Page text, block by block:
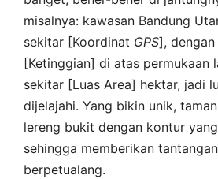
misalnya: kawasan Bandung
sekitar [Koordinat GPS],
[Ketinggian] di atas permukaan
sekitar [Luas Area] hektar, jadi
dijelajahi. Yang bikin unik,
lereng bukit dengan kontur
sehingga memberikan
berpetualang.